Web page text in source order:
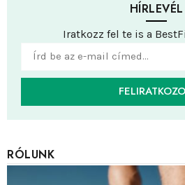
HÍRLEVÉL
Iratkozz fel te is a
RÓLUNK